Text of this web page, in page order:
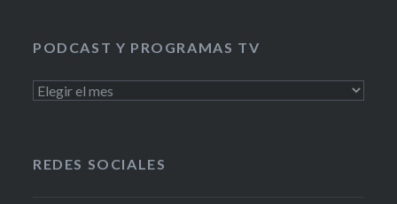
PODCAST Y PROGRAMAS TV
PODCAST
REDES SOCIALES